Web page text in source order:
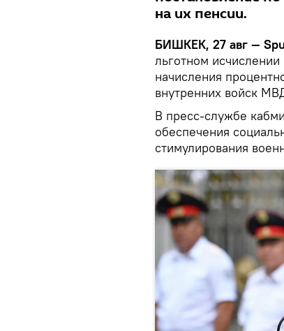
на их пенсии.
БИШКЕК, 27 авг —
льготном
начисления
внутренних войск
В пресс-службе
обеспечения
стимулирования